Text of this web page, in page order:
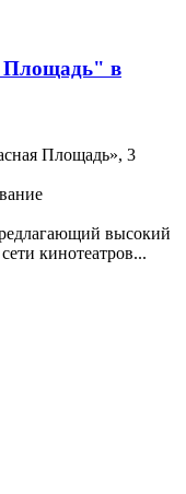
Площадь" в
Площадь», 3
высокий
кинотеатров...